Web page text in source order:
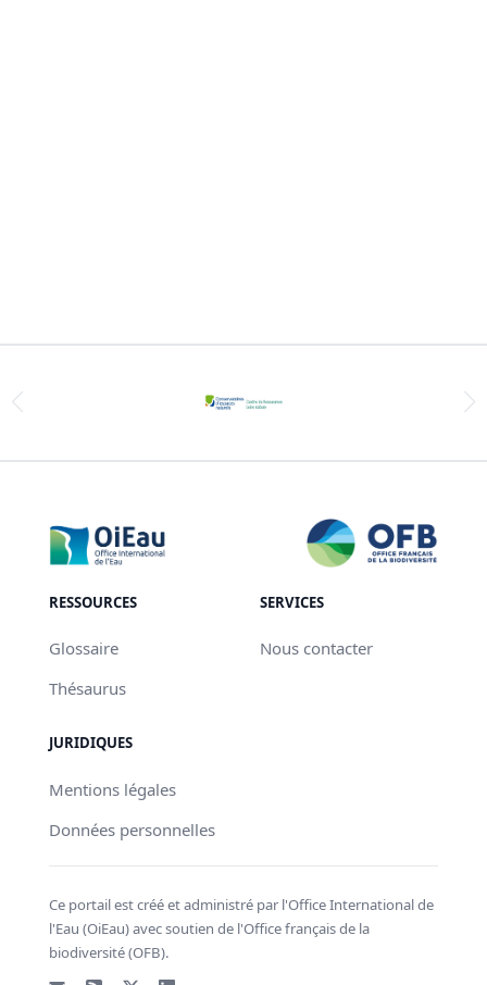
RESSOURCES
Glossaire
Thésaurus
SERVICES
Nous contacter
JURIDIQUES
Mentions légales
Données personnelles
Ce portail est créé et administré par l'Office International de
l'Eau (OiEau) avec soutien de l'Office français de la
biodiversité (OFB).